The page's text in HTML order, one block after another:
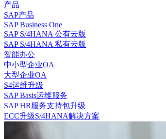
产品
SAP产品
SAP Business One
SAP S/4HANA 公有云版
SAP S/4HANA 私有云版
智能办公
中小型企业OA
大型企业OA
S4运维升级
SAP Basis运维服务
SAP HR服务支持包升级
ECC升级S/4HANA解决方案